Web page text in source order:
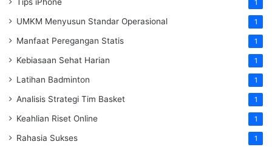
1
UMKM Menyusun Standar Operasional 1
Manfaat Peregangan Statis 1
Kebiasaan Sehat Harian 1
Latihan Badminton 1
Analisis Strategi Tim Basket 1
Keahlian Riset Online 1
Rahasia Sukses 1